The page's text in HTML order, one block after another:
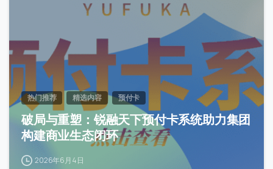
热门推荐 精选内容 预付卡
破局与重塑：锐融天下预付卡系统助力集团
构建商业生态闭环
2026年6月4日